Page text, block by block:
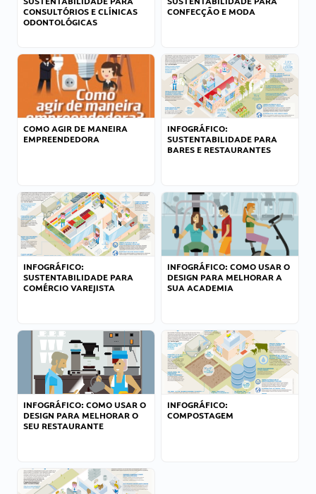
CONSULTÓRIOS E CLÍNICAS
ODONTOLÓGICAS
CONFECÇÃO E MODA
COMO AGIR DE MANEIRA
EMPREENDEDORA
INFOGRÁFICO:
SUSTENTABILIDADE PARA
BARES E RESTAURANTES
INFOGRÁFICO:
SUSTENTABILIDADE PARA
COMÉRCIO VAREJISTA
INFOGRÁFICO: COMO USAR O
DESIGN PARA MELHORAR A
SUA ACADEMIA
INFOGRÁFICO: COMO USAR O
DESIGN PARA MELHORAR O
SEU RESTAURANTE
INFOGRÁFICO:
COMPOSTAGEM